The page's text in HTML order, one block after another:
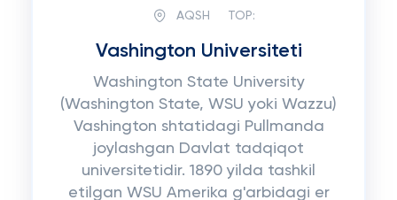
AQSH TOP:
Vashington Universiteti
Washington State University
(Washington State, WSU yoki Wazzu)
Vashington shtatidagi Pullmanda
joylashgan Davlat tadqiqot
universitetidir. 1890 yilda tashkil
etilgan WSU Amerika g'arbidagi er